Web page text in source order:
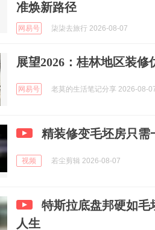
准焕新路径
网易号 柒柒去旅行 2026-08-07
展望2026：桂林地区装
网易号 老莫的生活笔记分享 2026-08-
精装修变毛坯房只需
视频 若尘剪辑 2026-08-07
特斯拉底盘邦硬如毛
人生